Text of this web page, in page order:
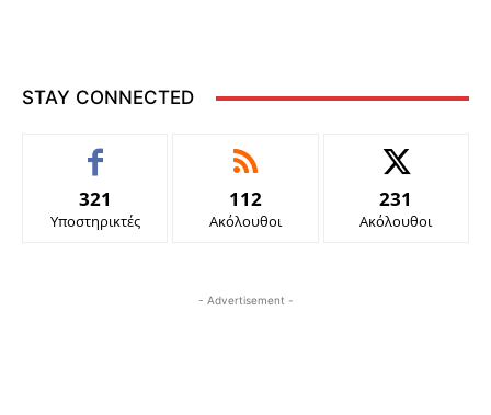
STAY CONNECTED
321
Υποστηρικτές
112
Ακόλουθοι
231
Ακόλουθοι
- Advertisement -